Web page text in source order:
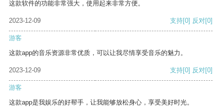
这款软件的功能非常强大，使用起来非常方便。
2023-12-09 支持[0] 反对[0]
游客
这款app的音乐资源非常优质，可以让我尽情享受音乐的魅力。
2023-12-09 支持[0] 反对[0]
游客
这款app是我娱乐的好帮手，让我能够放松身心，享受美好时光。